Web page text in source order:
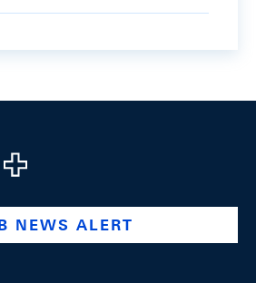
company/swiss-national-
@swissnationalbank
NEWS ALERT